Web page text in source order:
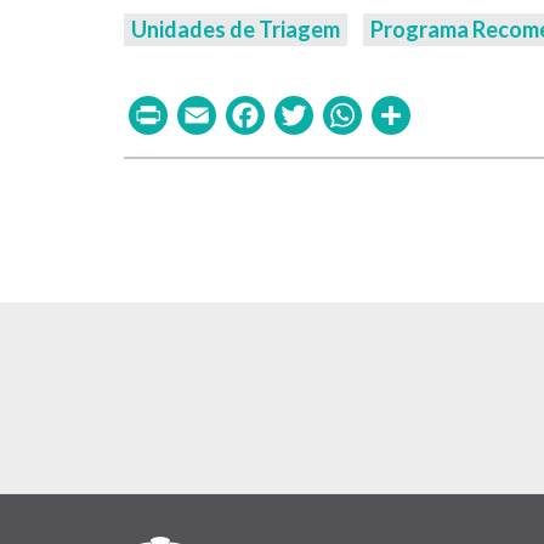
Unidades de Triagem Programa
PrintEmailFacebook
TwitterWhatsApp